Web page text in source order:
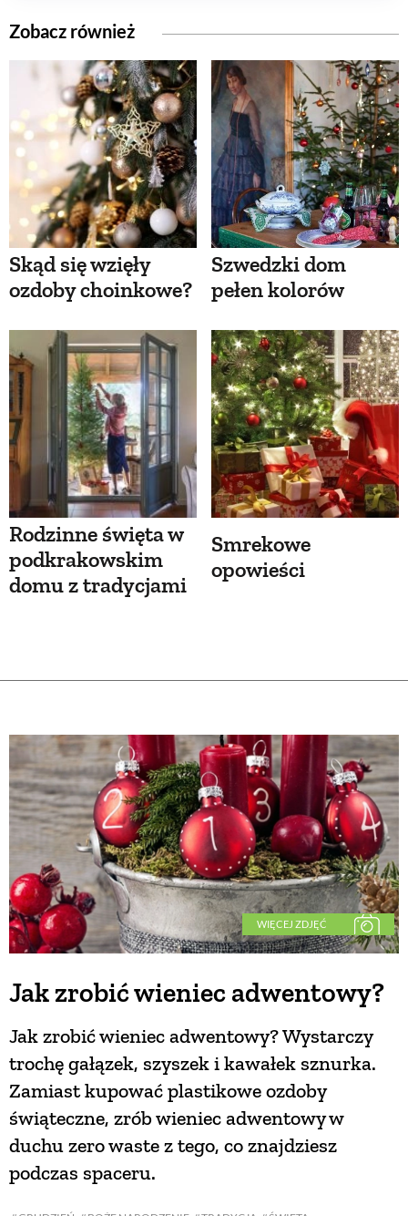
Zobacz również
Skąd się wzięły
ozdoby choinkowe?
Szwedzki dom
pełen kolorów
Rodzinne święta w
podkrakowskim
domu z tradycjami
Smrekowe
opowieści
WIĘCEJ ZDJĘĆ
Jak zrobić wieniec adwentowy?
Jak zrobić wieniec adwentowy? Wystarczy
trochę gałązek, szyszek i kawałek sznurka.
Zamiast kupować plastikowe ozdoby
świąteczne, zrób wieniec adwentowy w
duchu zero waste z tego, co znajdziesz
podczas spaceru.